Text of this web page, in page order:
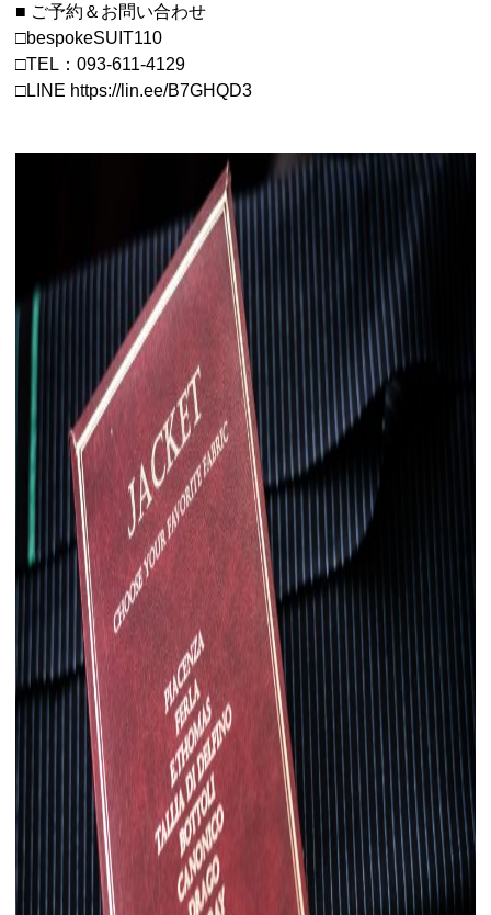
■ ご予約＆お問い合わせ
□bespokeSUIT110
□TEL：093-611-4129
□LINE https://lin.ee/B7GHQD3